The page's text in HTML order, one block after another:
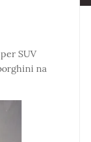
SUV
na